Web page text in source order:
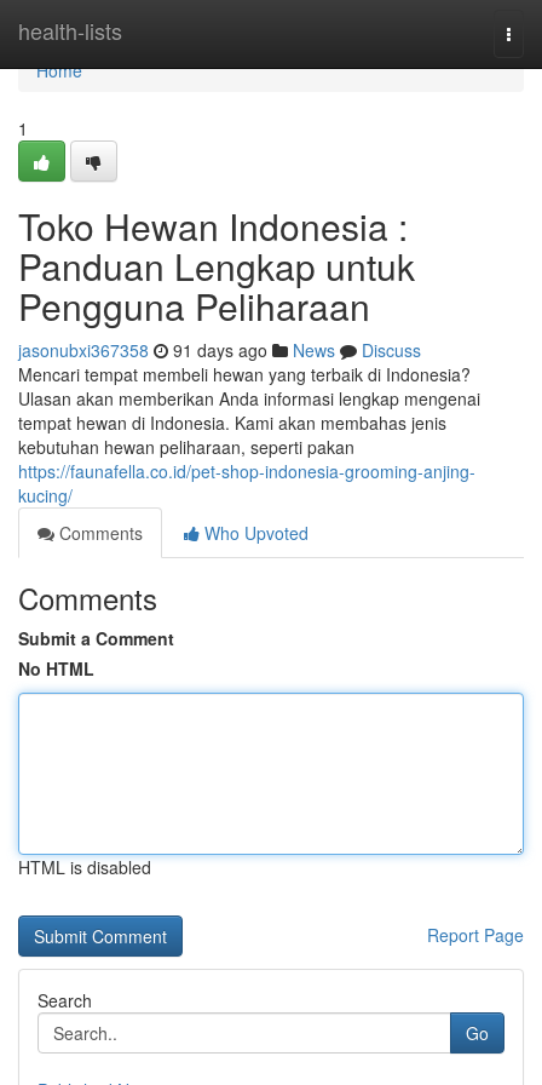
health-lists
Home
Home
1
Toko Hewan Indonesia :
Panduan Lengkap untuk
Pengguna Peliharaan
jasonubxi367358 91 days ago News
Discuss
Mencari tempat membeli hewan yang terbaik di Indonesia?
Ulasan akan memberikan Anda informasi lengkap mengenai
tempat hewan di Indonesia. Kami akan membahas jenis
kebutuhan hewan peliharaan, seperti pakan
https://faunafella.co.id/pet-shop-indonesia-grooming-anjing-
kucing/
Comments
Who Upvoted
Comments
Submit a Comment
No HTML
HTML is disabled
Report Page
Search
Go